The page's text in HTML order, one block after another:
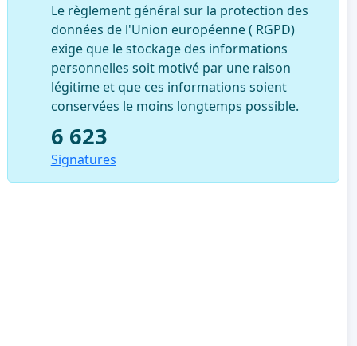
Le règlement général sur la protection des
données de l'Union européenne ( RGPD)
exige que le stockage des informations
personnelles soit motivé par une raison
légitime et que ces informations soient
conservées le moins longtemps possible.
6 623
Signatures